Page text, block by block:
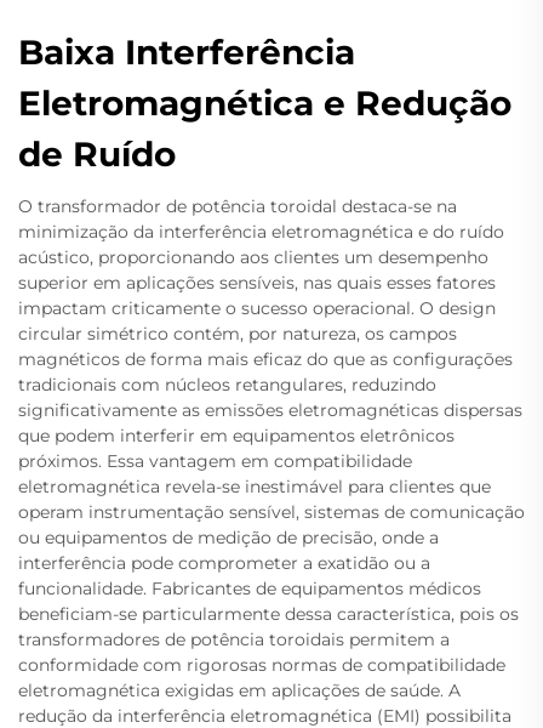
Baixa Interferência
Eletromagnética e Redução
de Ruído
O transformador de potência toroidal destaca-se na
minimização da interferência eletromagnética e do ruído
acústico, proporcionando aos clientes um desempenho
superior em aplicações sensíveis, nas quais esses fatores
impactam criticamente o sucesso operacional. O design
circular simétrico contém, por natureza, os campos
magnéticos de forma mais eficaz do que as configurações
tradicionais com núcleos retangulares, reduzindo
significativamente as emissões eletromagnéticas dispersas
que podem interferir em equipamentos eletrônicos
próximos. Essa vantagem em compatibilidade
eletromagnética revela-se inestimável para clientes que
operam instrumentação sensível, sistemas de comunicação
ou equipamentos de medição de precisão, onde a
interferência pode comprometer a exatidão ou a
funcionalidade. Fabricantes de equipamentos médicos
beneficiam-se particularmente dessa característica, pois os
transformadores de potência toroidais permitem a
conformidade com rigorosas normas de compatibilidade
eletromagnética exigidas em aplicações de saúde. A
redução da interferência eletromagnética (EMI) possibilita